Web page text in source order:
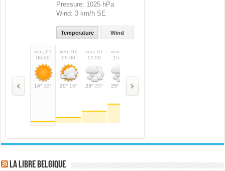
Pressure: 1025 hPa
Wind:3 km/h SE
Temperature Wind
ven, 07
06:00
14° 12°
ven, 07
09:00
20° 15°
ven, 07
12:00
23° 20°
ven, 07
15:00
25°
LA Libre Belgique